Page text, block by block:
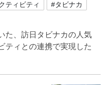
ティビティ
#タビナカ
た、訪日タビナカの人気
ティとの連携で実現した